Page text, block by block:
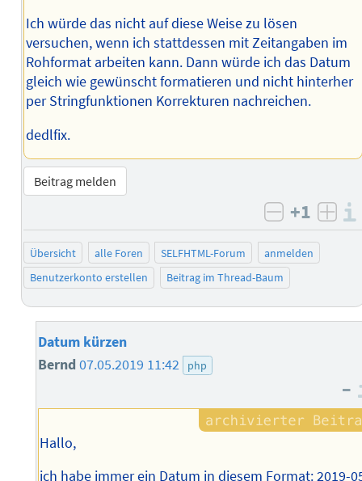
Ich würde das nicht auf diese Weise zu lösen
versuchen, wenn ich stattdessen mit Zeitangaben im
Rohformat arbeiten kann. Dann würde ich das Datum
gleich wie gewünscht formatieren und nicht hinterher
per Stringfunktionen Korrekturen nachreichen.
dedlfix.
Beitrag melden
negativ
+1
Übersicht alle Foren SELFHTML-Forum
anmelden
Benutzerkonto erstellen
Beitrag im Thread-Baum
Datum kürzen
Bernd 07.05.2019 11:42 php
–
Hallo,
ich habe immer ein Datum in diesem Format: 2019-